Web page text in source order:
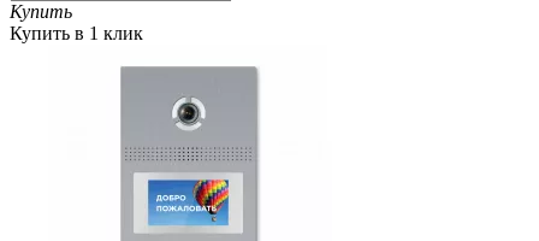
Купить
Купить в 1 клик